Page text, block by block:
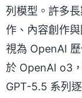
列模型。許多
作、內容創作
視為 OpenAI
於 OpenAI o3
GPT-5.5 系列